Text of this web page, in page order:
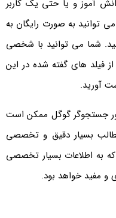
آموز و یا حتی یک کاربر
می توانید به صورت رایگان به
شما می توانید با شخصی
فیلد های گفته شده در این
آورید.
جستجوگر گوگل ممکن است
بسیار دقیق و تخصصی
به اطلاعات بسیار تخصصی
و مفید خواهد بود.